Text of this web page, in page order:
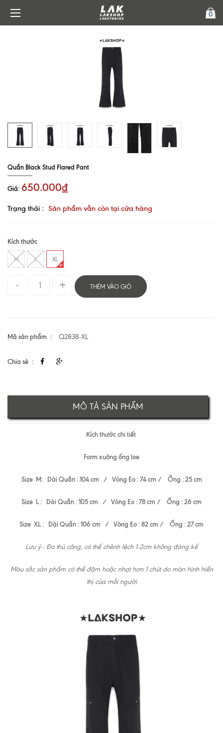
0
Quần Black Stud Flared Pant
Giá: 650.000₫
Trạng thái : Sản phẩm vẫn còn tại cửa hàng
Kích thước
M L XL
THÊM VÀO GIỎ
Mã sản phẩm Q2838-XL
Chia sẻ
MÔ TẢ SẢN PHẨM
Kích thước chi tiết
Form xuông ống loe
Size M: Dài Quần : 104 cm / Vòng Eo : 74 cm / Ống : 25 cm
Size L : Dài Quần : 105 cm / Vòng Eo : 78 cm / Ống : 26 cm
Size XL : Dài Quần : 106 cm / Vòng Eo : 82 cm / Ống : 27 cm
Lưu ý : Đo thủ công, có thể chênh lệch 1-2cm không đáng kể
Màu sắc sản phẩm có thể đậm hoặc nhạt hơn 1 chút do màn hình hiển
thị của mỗi người